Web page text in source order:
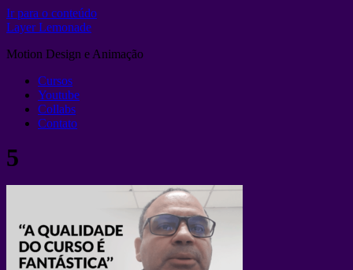
Ir para o conteúdo
Layer Lemonade
Motion Design e Animação
Cursos
Youtube
Collabs
Contato
5